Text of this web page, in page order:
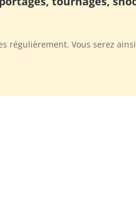
régulièrement. Vous serez